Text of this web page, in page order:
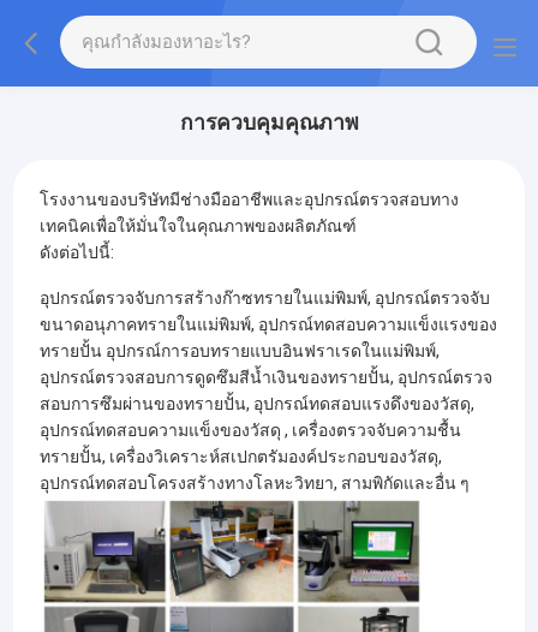
การควบคุมคุณภาพ
โรงงานของบริษัทมีช่างมืออาชีพและอุปกรณ์ตรวจสอบทาง
เทคนิคเพื่อให้มั่นใจในคุณภาพของผลิตภัณฑ์
ดังต่อไปนี้:
อุปกรณ์ตรวจจับการสร้างก๊าซทรายในแม่พิมพ์, อุปกรณ์ตรวจจับ
ขนาดอนุภาคทรายในแม่พิมพ์, อุปกรณ์ทดสอบความแข็งแรงของ
ทรายปั้น อุปกรณ์การอบทรายแบบอินฟราเรดในแม่พิมพ์,
อุปกรณ์ตรวจสอบการดูดซึมสีน้ำเงินของทรายปั้น, อุปกรณ์ตรวจ
สอบการซึมผ่านของทรายปั้น, อุปกรณ์ทดสอบแรงดึงของวัสดุ,
อุปกรณ์ทดสอบความแข็งของวัสดุ , เครื่องตรวจจับความชื้น
ทรายปั้น, เครื่องวิเคราะห์สเปกตรัมองค์ประกอบของวัสดุ,
อุปกรณ์ทดสอบโครงสร้างทางโลหะวิทยา, สามพิกัดและอื่น ๆ